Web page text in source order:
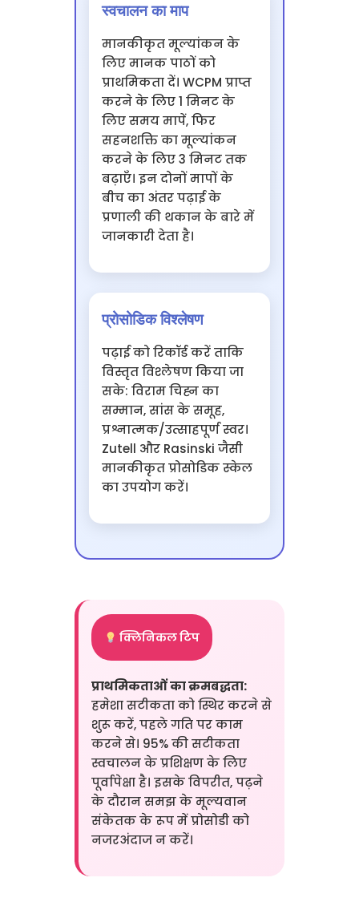
स्वचालन का माप
मानकीकृत मूल्यांकन के
लिए मानक पाठों को
प्राथमिकता दें। WCPM प्राप्त
करने के लिए 1 मिनट के
लिए समय मापें, फिर
सहनशक्ति का मूल्यांकन
करने के लिए 3 मिनट तक
बढ़ाएँ। इन दोनों मापों के
बीच का अंतर पढ़ाई के
प्रणाली की थकान के बारे में
जानकारी देता है।
प्रोसोडिक विश्लेषण
पढ़ाई को रिकॉर्ड करें ताकि
विस्तृत विश्लेषण किया जा
सके: विराम चिह्न का
सम्मान, सांस के समूह,
प्रश्नात्मक/उत्साहपूर्ण स्वर।
Zutell और Rasinski जैसी
मानकीकृत प्रोसोडिक स्केल
का उपयोग करें।
क्लिनिकल टिप
प्राथमिकताओं का क्रमबद्धता:
हमेशा सटीकता को स्थिर करने से
शुरू करें, पहले गति पर काम
करने से। 95% की सटीकता
स्वचालन के प्रशिक्षण के लिए
पूर्वापेक्षा है। इसके विपरीत, पढ़ने
के दौरान समझ के मूल्यवान
संकेतक के रूप में प्रोसोडी को
नजरअंदाज न करें।